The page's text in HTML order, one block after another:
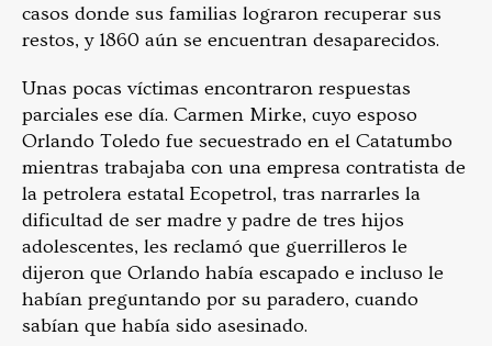
casos donde sus familias lograron recuperar sus
restos, y 1860 aún se encuentran desaparecidos.
Unas pocas víctimas encontraron respuestas
parciales ese día. Carmen Mirke, cuyo esposo
Orlando Toledo fue secuestrado en el Catatumbo
mientras trabajaba con una empresa contratista de
la petrolera estatal Ecopetrol, tras narrarles la
dificultad de ser madre y padre de tres hijos
adolescentes, les reclamó que guerrilleros le
dijeron que Orlando había escapado e incluso le
habían preguntando por su paradero, cuando
sabían que había sido asesinado.